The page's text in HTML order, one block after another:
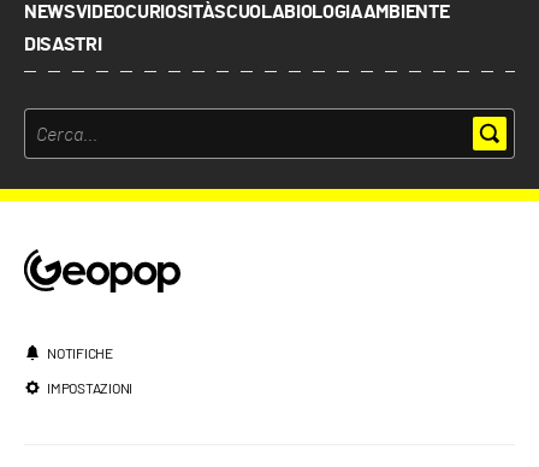
NEWSVIDEOCURIOSITÀSCUOLABIOLOGIAAMBIENTE
DISASTRI
NOTIFICHE
IMPOSTAZIONI